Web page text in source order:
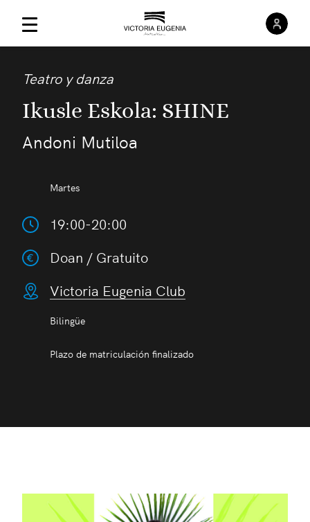
Menú Principal
Teatro y danza
Ikusle Eskola: SHINE
Andoni Mutiloa
Martes
19:00-20:00
Doan / Gratuito
Victoria Eugenia Club
Bilingüe
Plazo de matriculación finalizado